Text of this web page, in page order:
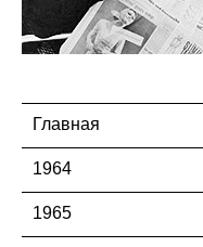
Главная
1964
1965